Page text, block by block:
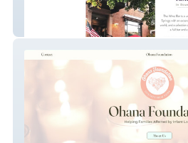
The Wine Bar